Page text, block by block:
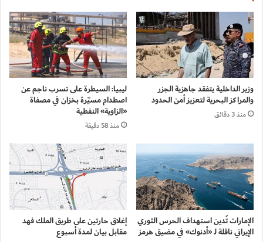
وزير الداخلية يتفقد جاهزية الجزر
والمراكز البحرية لتعزيز أمن الحدود
منذ 3 دقائق
ليبيا: السيطرة على تسرب ناجم عن
اصطدام مسيّرة بخزان في مصفاة
«الزاوية» النفطية
منذ 58 دقيقة
الإمارات تُدين استهداف الحرس الثوري
الإيراني ناقلة لـ «أدنوك» في مضيق هرمز
إغلاق حارتين على طريق الملك فهد
مقابل بيان لمدة أسبوع